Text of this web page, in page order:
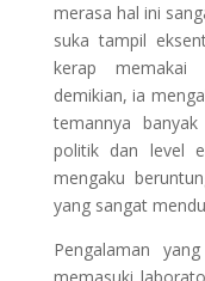
merasa hal ini
suka tampil
kerap memakai
demikian, ia
temannya
politik dan level
mengaku
yang sangat
Pengalaman